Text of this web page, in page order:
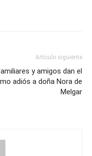
Artículo siguiente
y amigos dan el
adiós a doña Nora de
Melgar